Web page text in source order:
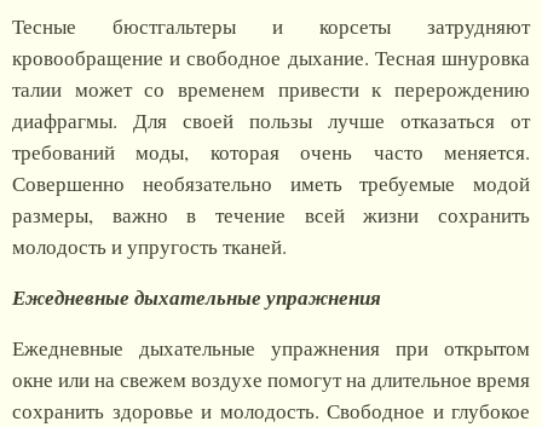
Тесные бюстгальтеры и корсеты затрудняют
кровообращение и свободное дыхание. Тесная шнуровка
талии может со временем привести к перерождению
диафрагмы. Для своей пользы лучше отказаться от
требований моды, которая очень часто меняется.
Совершенно необязательно иметь требуемые модой
размеры, важно в течение всей жизни сохранить
молодость и упругость тканей.
Ежедневные дыхательные упражнения
Ежедневные дыхательные упражнения при открытом
окне или на свежем воздухе помогут на длительное время
сохранить здоровье и молодость. Свободное и глубокое